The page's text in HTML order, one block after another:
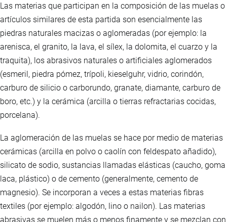
Las materias que participan en la composición de las muelas o
artículos similares de esta partida son esencialmente las
piedras naturales macizas o aglomeradas (por ejemplo: la
arenisca, el granito, la lava, el sílex, la dolomita, el cuarzo y la
traquita), los abrasivos naturales o artificiales aglomerados
(esmeril, piedra pómez, trípoli, kieselguhr, vidrio, corindón,
carburo de silicio o carborundo, granate, diamante, carburo de
boro, etc.) y la cerámica (arcilla o tierras refractarias cocidas,
porcelana).
La aglomeración de las muelas se hace por medio de materias
cerámicas (arcilla en polvo o caolín con feldespato añadido),
silicato de sodio, sustancias llamadas elásticas (caucho, goma
laca, plástico) o de cemento (generalmente, cemento de
magnesio). Se incorporan a veces a estas materias fibras
textiles (por ejemplo: algodón, lino o nailon). Las materias
abrasivas se muelen más o menos finamente y se mezclan con